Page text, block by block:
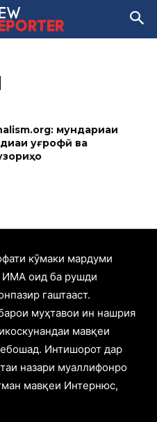
мундариҷаи
ҷуғрофӣ ва
кӯмаки мардуми
ИМА оид ба рушди
гаштааст.
муҳтавои ин нашрия
мавқеи
Интишорот дар
назари муаллифонро
мавқеи Интернюс,